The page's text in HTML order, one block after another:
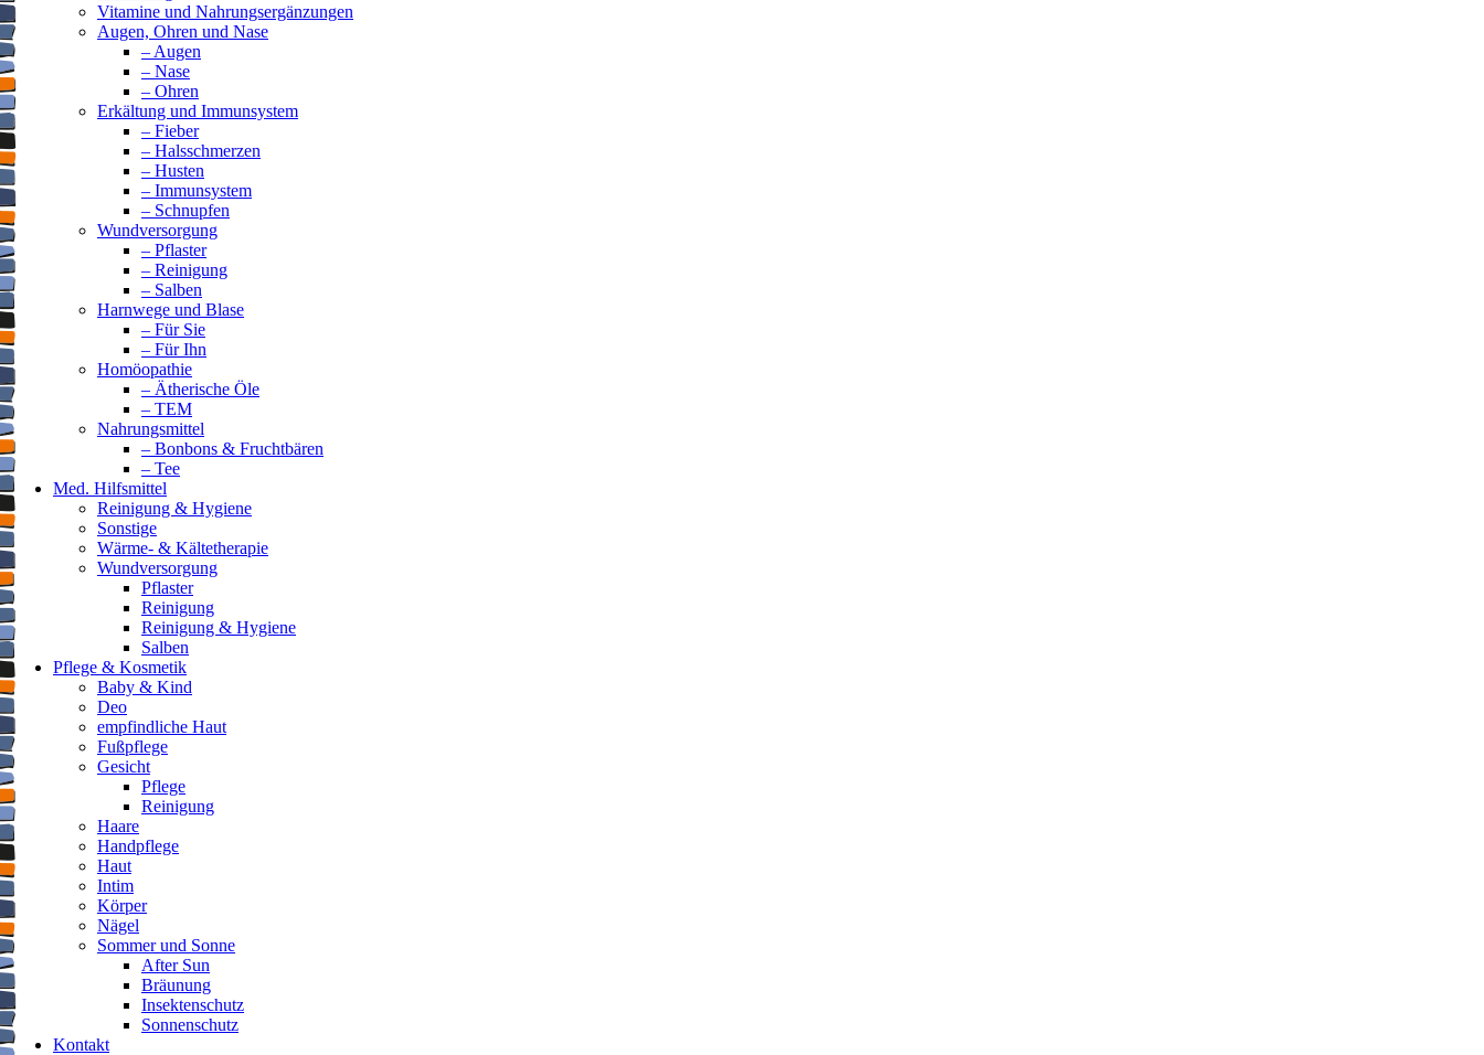
Vitamine und Nahrungsergänzungen
Augen, Ohren und Nase
– Augen
– Nase
– Ohren
Erkältung und Immunsystem
– Fieber
– Halsschmerzen
– Husten
– Immunsystem
– Schnupfen
Wundversorgung
– Pflaster
– Reinigung
– Salben
Harnwege und Blase
– Für Sie
– Für Ihn
Homöopathie
– Ätherische Öle
– TEM
Nahrungsmittel
– Bonbons & Fruchtbären
– Tee
Med. Hilfsmittel
Reinigung & Hygiene
Sonstige
Wärme- & Kältetherapie
Wundversorgung
Pflaster
Reinigung
Reinigung & Hygiene
Salben
Pflege & Kosmetik
Baby & Kind
Deo
empfindliche Haut
Fußpflege
Gesicht
Pflege
Reinigung
Haare
Handpflege
Haut
Intim
Körper
Nägel
Sommer und Sonne
After Sun
Bräunung
Insektenschutz
Sonnenschutz
Kontakt